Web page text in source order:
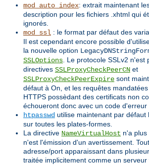
mod_auto_index: extrait maintenant
description pour les fichiers .xhtml qui
ignorés.
mod_ssl : le format par défaut des
Il est cependant encore possible
la nouvelle option
SSLOptions . Le protocole SSLv2
directives SSLProxyCheckPeerCN et
SSLProxyCheckPeerExpire sont
défaut à On, et les requêtes
HTTPS possèdant des certificats non
échoueront donc avec un code d'erreur
htpasswd utilise maintenant par défaut
sur toutes les plates-formes.
La directive NameVirtualHost n'a plus
n'est l'émission d'un avertissement.
adresse/port apparaissant dans
traitée implicitement comme un